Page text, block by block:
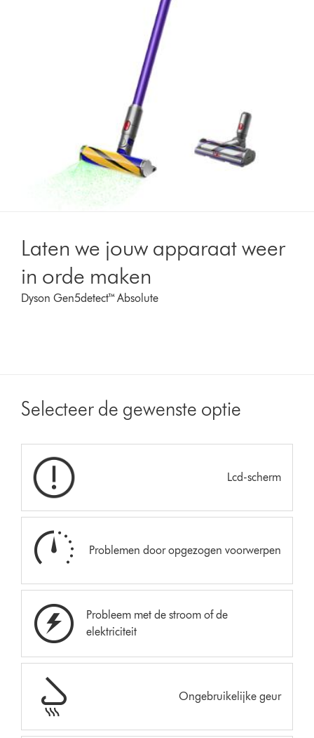
Laten we jouw apparaat weer
in orde maken
Dyson Gen5detect™ Absolute
Selecteer de gewenste optie
Lcd-scherm
Problemen door opgezogen voorwerpen
Probleem met de stroom of de
elektriciteit
Ongebruikelijke geur